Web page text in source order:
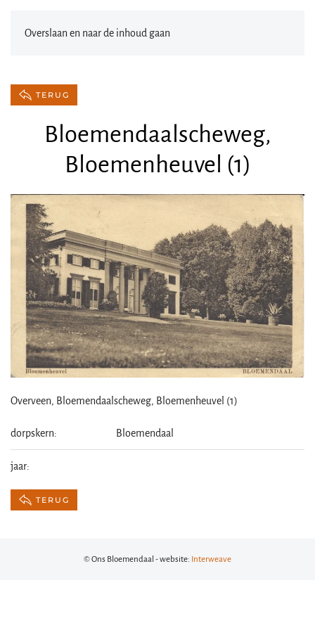
Overslaan en naar de inhoud gaan
TERUG
Bloemendaalscheweg,
Bloemenheuvel (1)
Overveen, Bloemendaalscheweg, Bloemenheuvel (1)
dorpskern: Bloemendaal
jaar:
TERUG
© Ons Bloemendaal - website: Interweave